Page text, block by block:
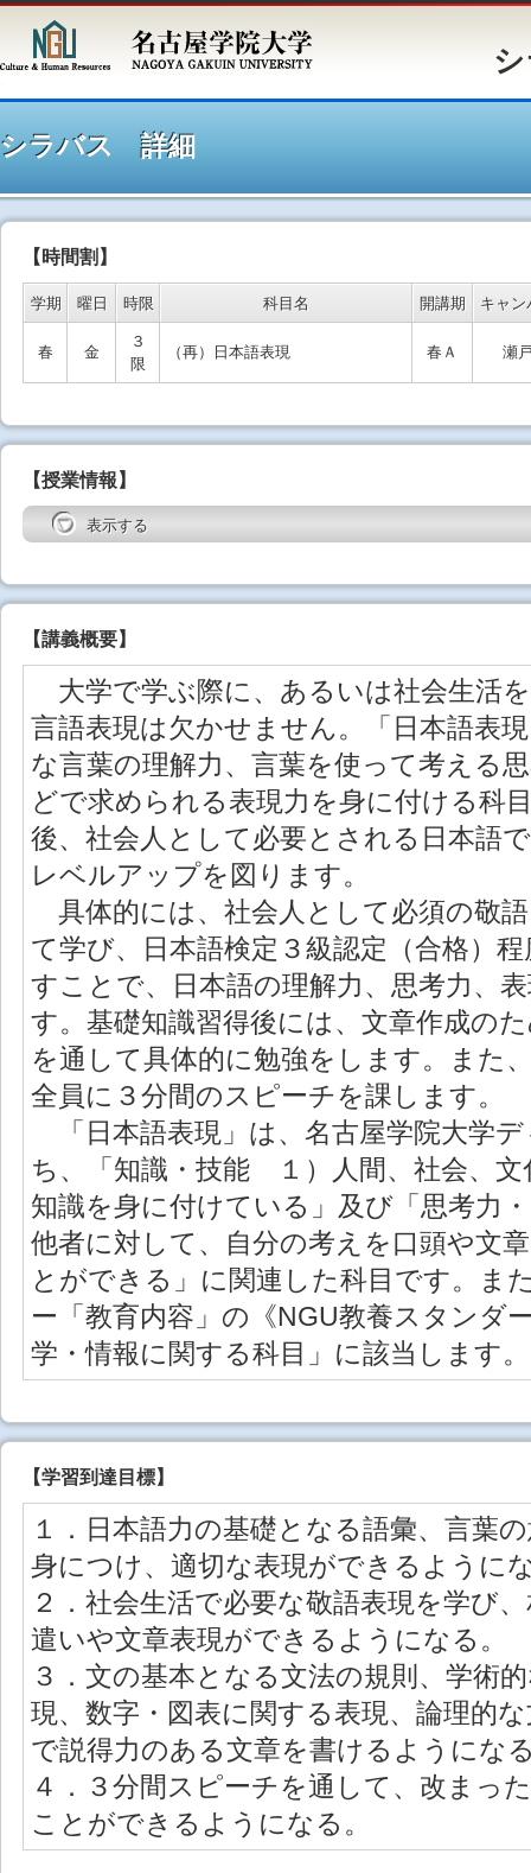
シラバ
シラバス 詳細
【時間割】
学期 曜日 時限 科目名 開講期 キャン
春 金
３
限
（再）日本語表現 春Ａ 瀬
【授業情報】
表示する
【講義概要】
大学で学ぶ際に、あるいは社会生活
言語表現は欠かせません。「日本語表
な言葉の理解力、言葉を使って考える
どで求められる表現力を身に付ける科
後、社会人として必要とされる日本語
レベルアップを図ります。
具体的には、社会人として必須の敬
て学び、日本語検定３級認定（合格）
すことで、日本語の理解力、思考力、
す。基礎知識習得後には、文章作成の
を通して具体的に勉強をします。また
全員に３分間のスピーチを課します。
「日本語表現」は、名古屋学院大学
ち、「知識・技能 １）人間、社会、
知識を身に付けている」及び「思考力
他者に対して、自分の考えを口頭や文
とができる」に関連した科目です。ま
ー「教育内容」の《NGU教養スタンダ
学・情報に関する科目」に該当します。
【学習到達目標】
１．日本語力の基礎となる語彙、言葉
身につけ、適切な表現ができるように
２．社会生活で必要な敬語表現を学び
遣いや文章表現ができるようになる。
３．文の基本となる文法の規則、学術
現、数字・図表に関する表現、論理的
で説得力のある文章を書けるようにな
４．３分間スピーチを通して、改まっ
ことができるようになる。